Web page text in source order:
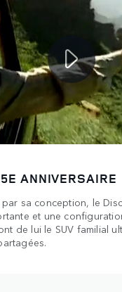
ANNIVERSAIRE
par sa conception, le
et une
de lui le SUV familial